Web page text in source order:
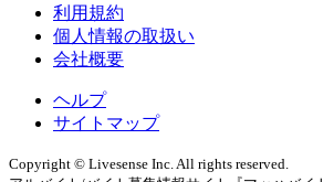
利用規約
個人情報の取扱い
会社概要
ヘルプ
サイトマップ
Copyright © Livesense Inc. All rights reserved.